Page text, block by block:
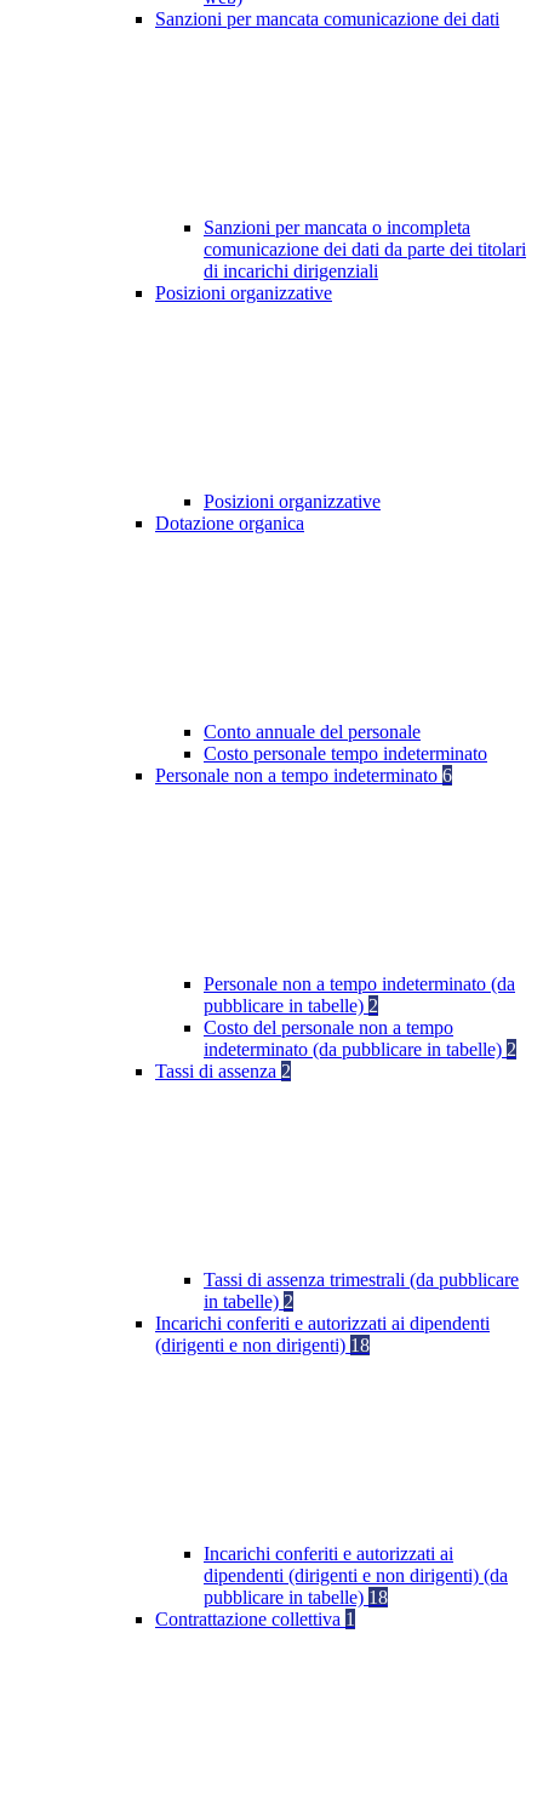
Sanzioni per mancata comunicazione dei dati
Sanzioni per mancata o incompleta
comunicazione dei dati da parte dei titolari
di incarichi dirigenziali
Posizioni organizzative
Posizioni organizzative
Dotazione organica
Conto annuale del personale
Costo personale tempo indeterminato
Personale non a tempo indeterminato 6
Personale non a tempo indeterminato (da
pubblicare in tabelle) 2
Costo del personale non a tempo
indeterminato (da pubblicare in tabelle) 2
Tassi di assenza 2
Tassi di assenza trimestrali (da pubblicare
in tabelle) 2
Incarichi conferiti e autorizzati ai dipendenti
(dirigenti e non dirigenti) 18
Incarichi conferiti e autorizzati ai
dipendenti (dirigenti e non dirigenti) (da
pubblicare in tabelle) 18
Contrattazione collettiva 1